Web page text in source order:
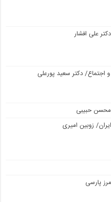
علی افشار
اجتماع/ دکتر سعید پورعلی
محسن حبیبی
زوبین امیری
پارسی